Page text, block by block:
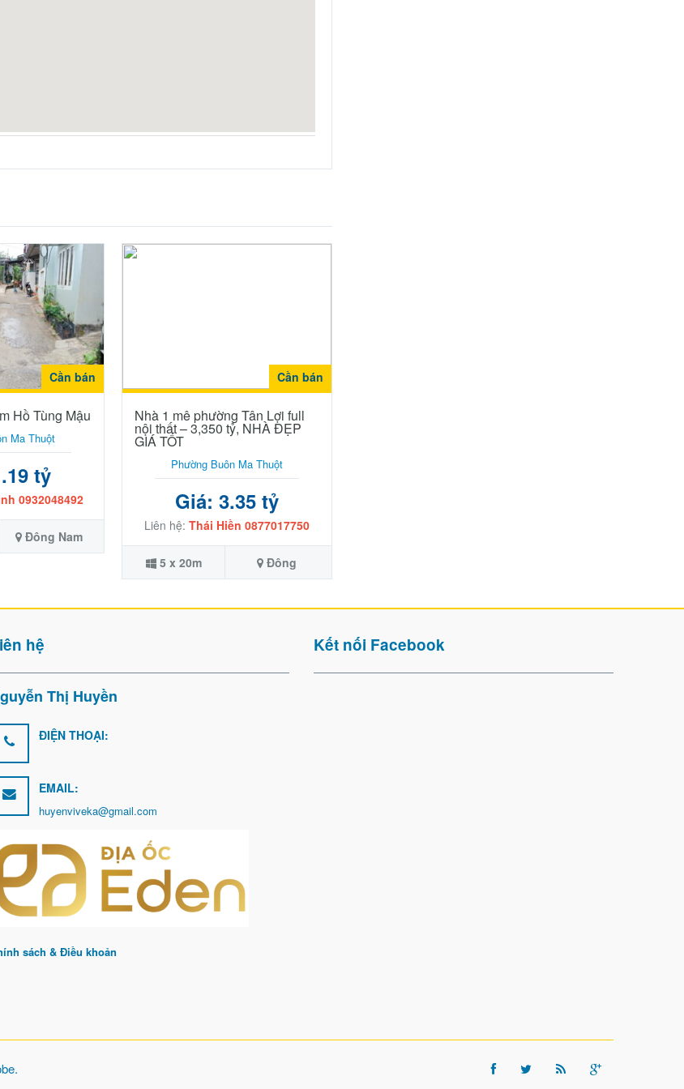
Cần bán
Hồ Tùng Mậu
Ma Thuột
tỷ
0932048492
Đông Nam
Cần bán
Nhà 1 mê phường Tân Lợi full
nội thất – 3,350 tỷ, NHÀ ĐẸP
GIÁ TỐT
Phường Buôn Ma Thuột
Giá: 3.35 tỷ
Liên hệ: Thái Hiền 0877017750
5 x 20m Đông
hệ
Thị Huyền
ĐIỆN THOẠI:
EMAIL:
huyenviveka@gmail.com
sách & Điều khoản
Kết nối Facebook
.